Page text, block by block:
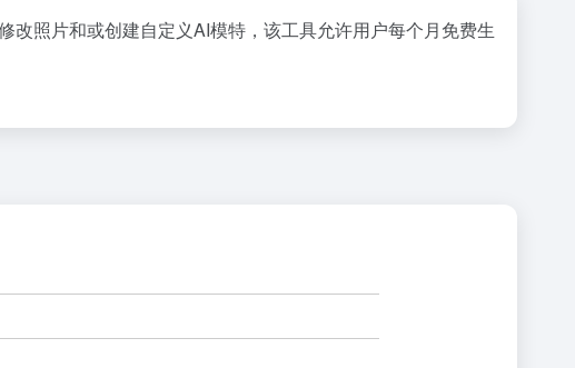
照片和或创建自定义AI模特，该工具允许用户每个月免费生